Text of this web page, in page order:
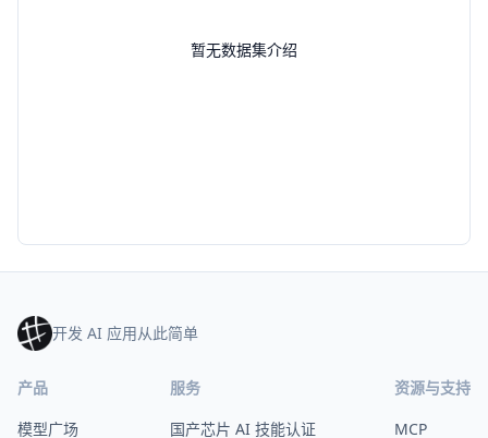
暂无数据集介绍
开发 AI 应用从此简单
产品
模型广场
服务
国产芯片 AI 技能认证
资源与支持
MCP